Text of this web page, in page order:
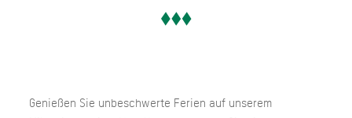
Genießen Sie unbeschwerte Ferien auf unserem